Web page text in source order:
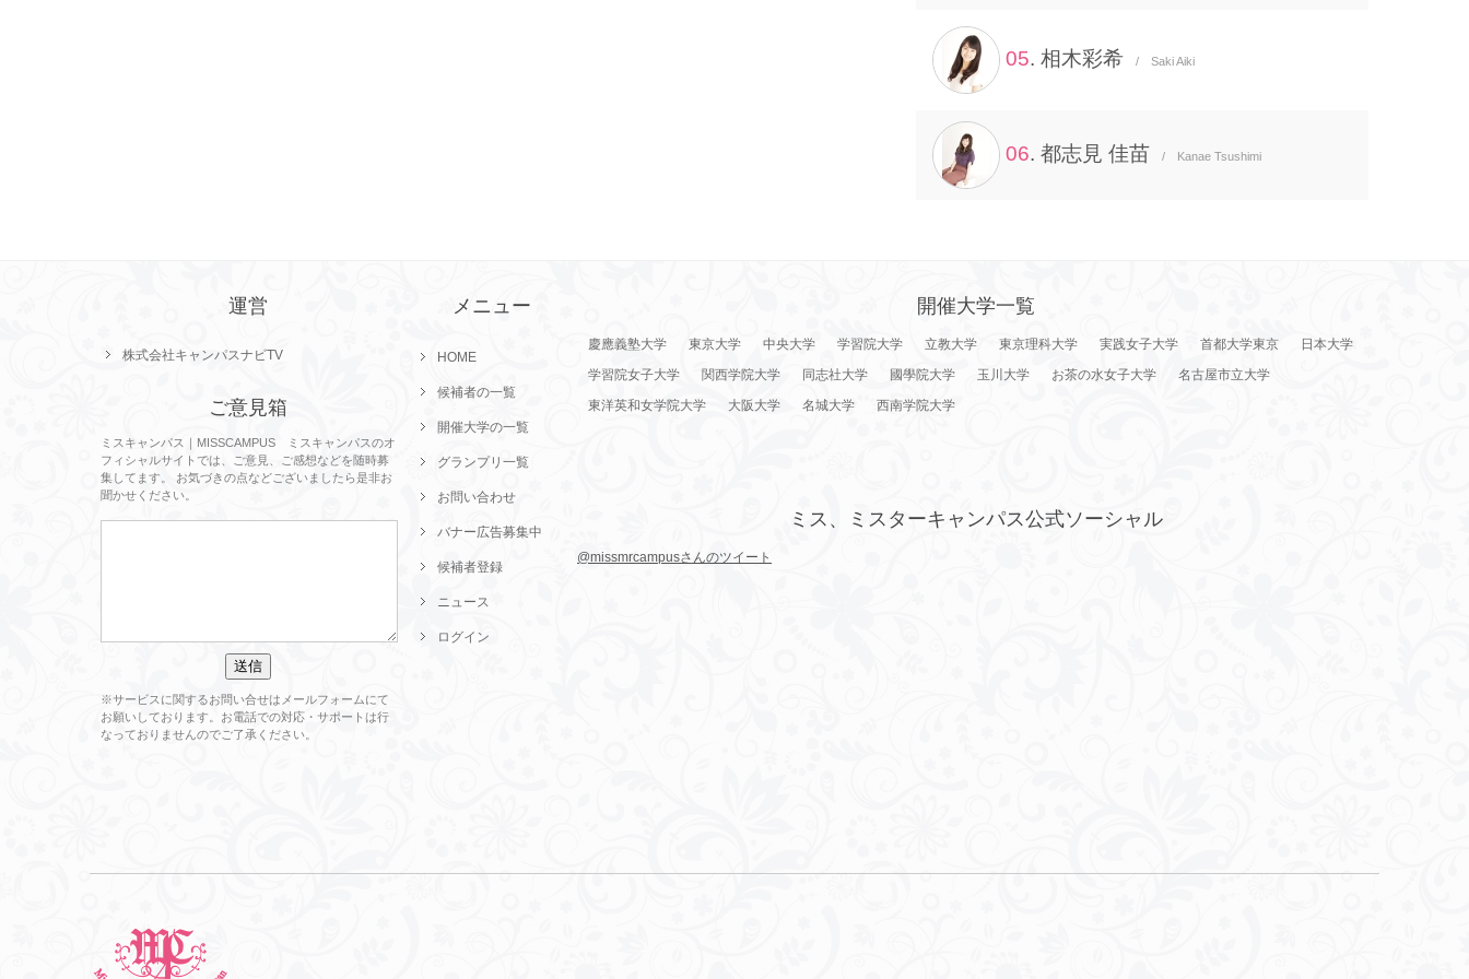
05. 相木彩希 / Saki Aiki
06. 都志見 佳苗 / Kanae Tsushimi
運営
株式会社キャンパスナビTV
ご意見箱
ミスキャンパス｜MISSCAMPUS ミスキャンパスのオ
フィシャルサイトでは、ご意見、ご感想などを随時募
集してます。 お気づきの点などございましたら是非お
聞かせください。
※サービスに関するお問い合せはメールフォームにて
お願いしております。お電話での対応・サポートは行
なっておりませんのでご了承ください。
メニュー
HOME
候補者の一覧
開催大学の一覧
グランプリ一覧
お問い合わせ
バナー広告募集中
候補者登録
ニュース
ログイン
開催大学一覧
慶應義塾大学 東京大学 中央大学 学習院大学 立教大学 東京理科大学 実践女子大学 首都大学東京
日本大学
学習院女子大学
関西学院大学 同志社大学 國學院大学 玉川大学 お茶の水女子大学
名古屋市立大学
東洋英和女学院大学
大阪大学 名城大学 西南学院大学
ミス、ミスターキャンパス公式ソーシャル
@missmrcampusさんのツイート